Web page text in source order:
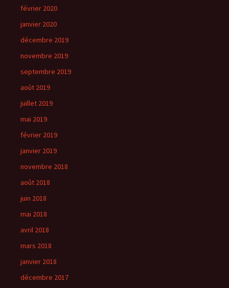
février 2020
janvier 2020
décembre 2019
novembre 2019
septembre 2019
août 2019
juillet 2019
mai 2019
février 2019
janvier 2019
novembre 2018
août 2018
juin 2018
mai 2018
avril 2018
mars 2018
janvier 2018
décembre 2017